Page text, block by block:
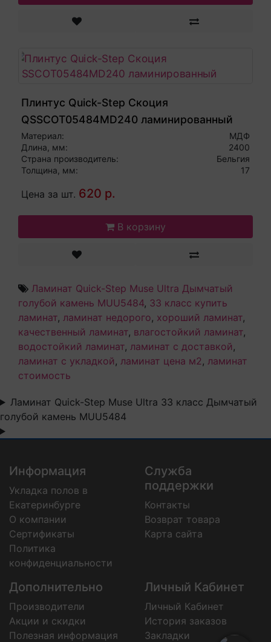
Плинтус Quick-Step Скоция
QSSCOT05484MD240 ламинированный
Материал:
МДФ
Длина, мм:
2400
Страна производитель:
Бельгия
Толщина, мм:
17
Цена за шт. 620 р.
В корзину
Ламинат Quick-Step Muse Ultra Дымчатый
голубой камень MUU5484, 33 класс купить
ламинат, ламинат недорого, хороший ламинат,
качественный ламинат, влагостойкий ламинат,
водостойкий ламинат, ламинат с доставкой,
ламинат с укладкой, ламинат цена м2, ламинат
стоимость
Ламинат Quick-Step Muse Ultra 33 класс Дымчатый
голубой камень MUU5484
Информация
Укладка полов в
Екатеринбурге
О компании
Сертификаты
Политика
конфиденциальности
Служба
поддержки
Контакты
Возврат товара
Карта сайта
Дополнительно
Производители
Акции и скидки
Полезная информация
Личный Кабинет
Личный Кабинет
История заказов
Закладки